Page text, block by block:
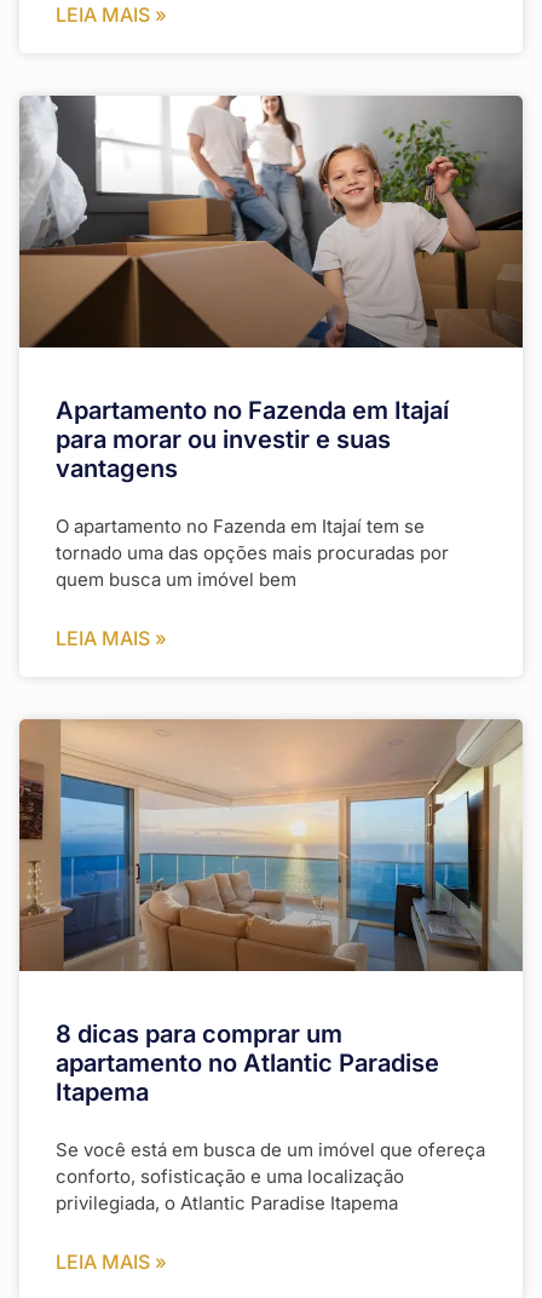
LEIA MAIS »
Apartamento no Fazenda em Itajaí
para morar ou investir e suas
vantagens
O apartamento no Fazenda em Itajaí tem se
tornado uma das opções mais procuradas por
quem busca um imóvel bem
LEIA MAIS »
8 dicas para comprar um
apartamento no Atlantic Paradise
Itapema
Se você está em busca de um imóvel que ofereça
conforto, sofisticação e uma localização
privilegiada, o Atlantic Paradise Itapema
LEIA MAIS »